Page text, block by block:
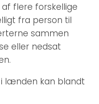
flere forskellige
fra person til
sammen
eller nedsat
lænden kan blandt